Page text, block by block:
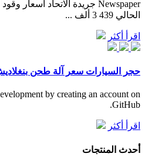
الحالي 439 3 ألف ...
اقرأ أكثر
حجر السيارات سعر آلة طحن
by creating an account on
GitHub.
اقرأ أكثر
أحدث المنتجات